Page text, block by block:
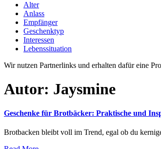
Alter
Anlass
Empfänger
Geschenktyp
Interessen
Lebenssituation
Wir nutzen Partnerlinks und erhalten dafür eine
Autor: Jaysmine
Geschenke für Brotbäcker: Praktische und
Brotbacken bleibt voll im Trend, egal ob du